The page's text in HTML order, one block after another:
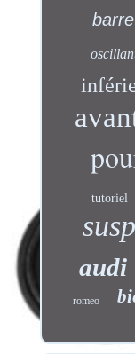
barre
tutoriel
audi
romeo